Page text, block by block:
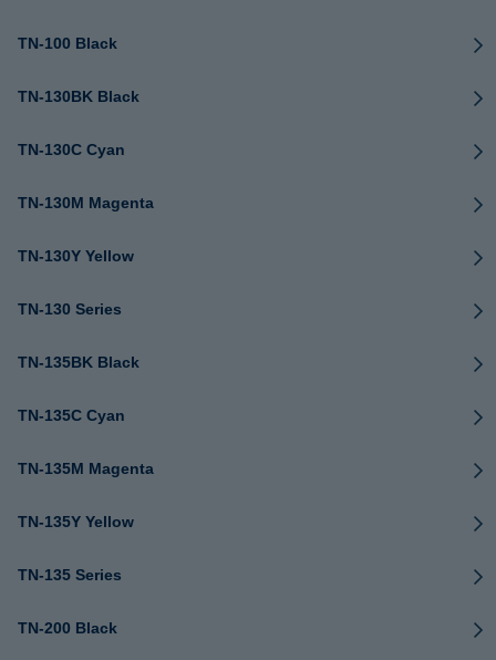
TN-100 Black
TN-130BK Black
TN-130C Cyan
TN-130M Magenta
TN-130Y Yellow
TN-130 Series
TN-135BK Black
TN-135C Cyan
TN-135M Magenta
TN-135Y Yellow
TN-135 Series
TN-200 Black